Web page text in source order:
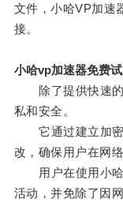
文件，小哈VP加速
接。
小哈vp加速器免费试
除了提供快速的
私和安全。
它通过建立加密
改，确保用户在网
用户在使用小哈
活动，并免除了因